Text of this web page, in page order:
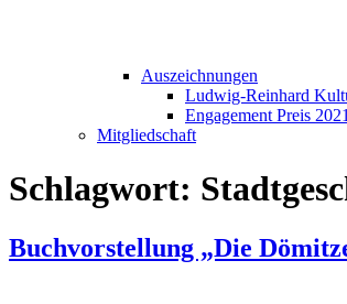
Auszeichnungen
Ludwig-Reinhard
Engagement Preis 2021
Mitgliedschaft
Schlagwort:
Buchvorstellung „Die